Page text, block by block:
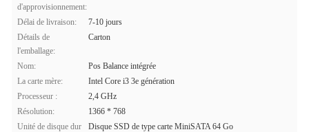
d'approvisionnement:
Délai de livraison:
7-10 jours
Détails de
l'emballage:
Carton
Nom:
Pos Balance intégrée
La carte mère:
Intel Core i3 3e génération
Processeur :
2,4 GHz
Résolution:
1366 * 768
Unité de disque dur
Disque SSD de type carte MiniSATA 64 Go